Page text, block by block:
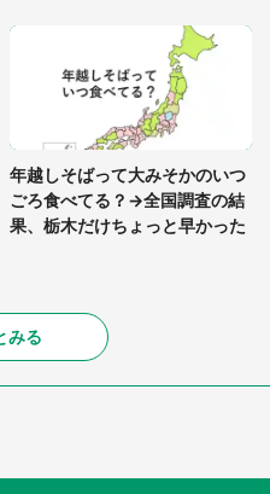
年越しそばって大みそかのいつ
ごろ食べてる？→全国調査の結
果、栃木だけちょっと早かった
みる